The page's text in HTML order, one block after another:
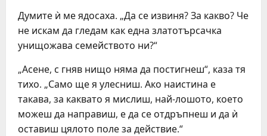
Думите ѝ ме ядосаха. „Да се извиня? За какво? Че
не искам да гледам как една златотърсачка
унищожава семейството ни?“
„Асене, с гняв нищо няма да постигнеш“, каза тя
тихо. „Само ще я улесниш. Ако наистина е
такава, за каквато я мислиш, най-лошото, което
можеш да направиш, е да се отдръпнеш и да ѝ
оставиш цялото поле за действие.“